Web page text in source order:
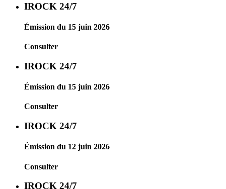
IROCK 24/7
Émission du 15 juin 2026
Consulter
IROCK 24/7
Émission du 15 juin 2026
Consulter
IROCK 24/7
Émission du 12 juin 2026
Consulter
IROCK 24/7